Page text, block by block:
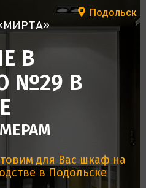
Подольск
В
№29 В
для Вас шкаф на
в Подольске